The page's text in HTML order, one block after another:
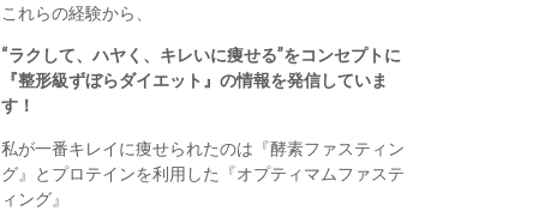
これらの経験から、
“ラクして、ハヤく、キレいに痩せる”をコンセプトに
『整形級ずぼらダイエット』の情報を発信していま
す！
私が一番キレイに痩せられたのは『酵素ファスティン
グ』とプロテインを利用した『オプティマムファステ
ィング』